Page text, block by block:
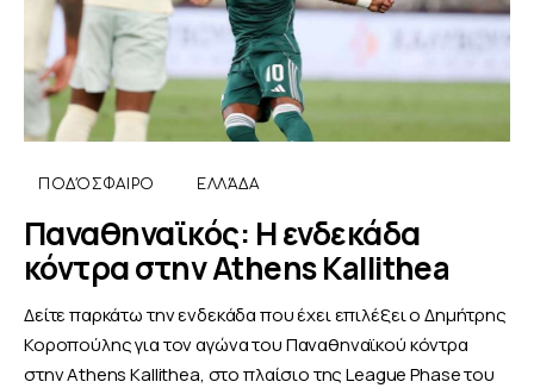
ΠΟΔΌΣΦΑΙΡΟ ΕΛΛΆΔΑ
Παναθηναϊκός: Η ενδεκάδα
κόντρα στην Athens Kallithea
Δείτε παρκάτω την ενδεκάδα που έχει επιλέξει ο Δημήτρης
Κοροπούλης για τον αγώνα του Παναθηναϊκού κόντρα
στην Athens Kallithea, στο πλαίσιο της League Phase του